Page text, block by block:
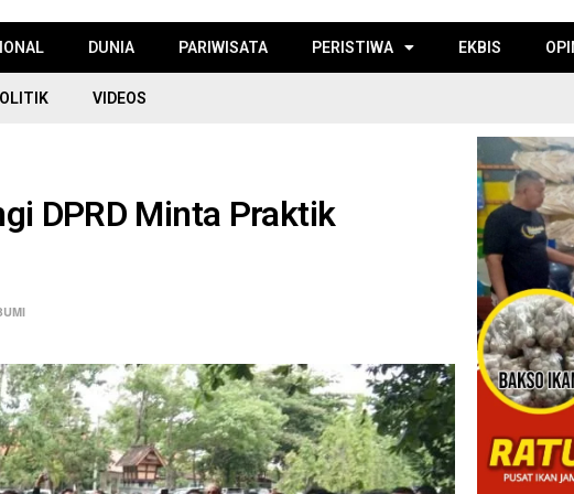
DUNIA PARIWISATA PERISTIWA EKBIS
VIDEOS
DPRD Minta Praktik